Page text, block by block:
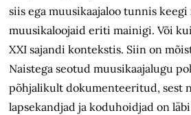
siis ega muusikaajaloo tunnis keegi
muusikaloojaid eriti mainigi. Või
XXI sajandi kontekstis. Siin on
Naistega seotud muusikaajalugu
põhjalikult dokumenteeritud, sest
lapsekandjad ja koduhoidjad on